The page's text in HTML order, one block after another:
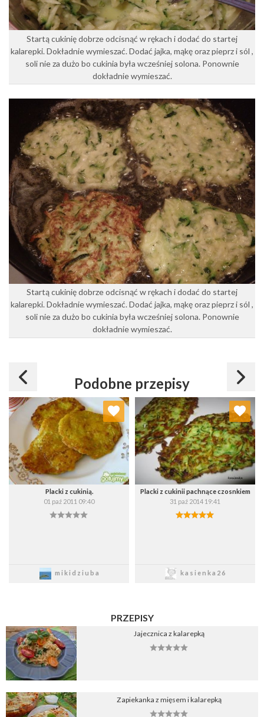
Startą cukinię dobrze odcisnąć w rękach i dodać do startej
kalarepki. Dokładnie wymieszać. Dodać jajka, mąkę oraz pieprz i sól ,
soli nie za dużo bo cukinia była wcześniej solona. Ponownie
dokładnie wymieszać.
Startą cukinię dobrze odcisnąć w rękach i dodać do startej
kalarepki. Dokładnie wymieszać. Dodać jajka, mąkę oraz pieprz i sól ,
soli nie za dużo bo cukinia była wcześniej solona. Ponownie
dokładnie wymieszać.
Podobne przepisy
Placki z cukinią.
01 paź 2011 09:40
mikidziuba
Dodaj do ulubionych
Wybierz listę:
Placki z cukinii pachnące czosnkiem
31 paź 2014 19:41
kasienka26
Dodaj do ulubionych
Wybierz listę:
PRZEPISY
Jajecznica z kalarepką
Zapiekanka z mięsem i kalarepką